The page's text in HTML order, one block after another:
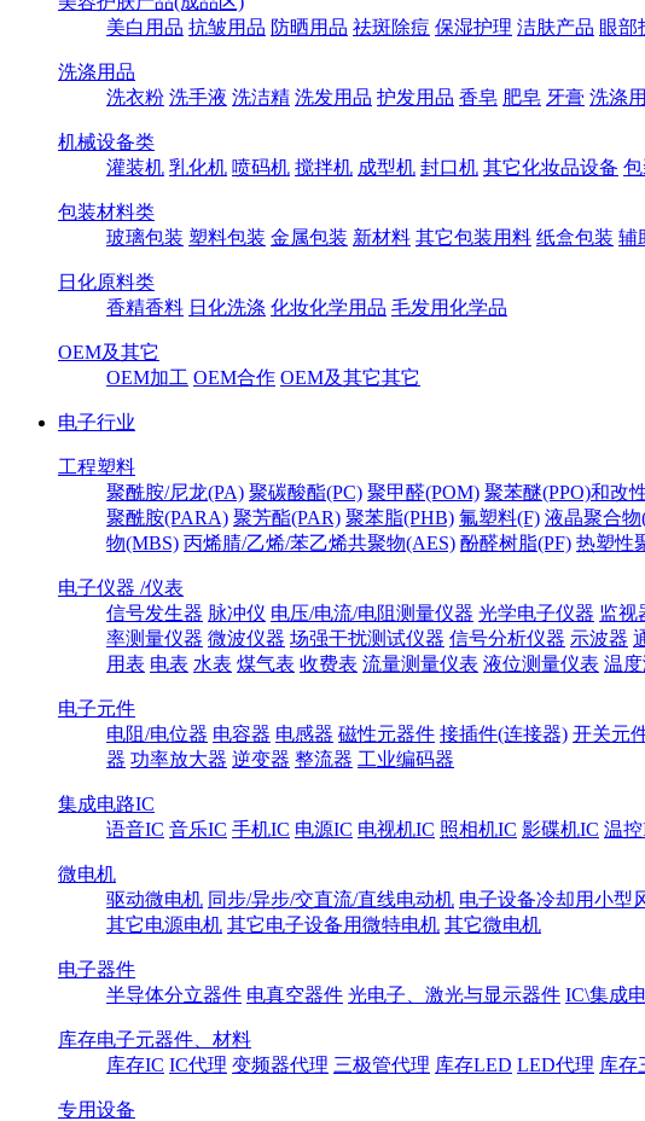
美白用品 抗皱用品 防晒用品 祛斑除痘 保湿护理 洁肤产品 眼部
洗涤用品
洗衣粉 洗手液 洗洁精 洗发用品 护发用品 香皂 肥皂 牙膏 洗涤
机械设备类
灌装机 乳化机 喷码机 搅拌机 成型机 封口机 其它化妆品设备
包装材料类
玻璃包装 塑料包装 金属包装 新材料 其它包装用料 纸盒包装 辅
日化原料类
香精香料 日化洗涤 化妆化学用品 毛发用化学品
OEM及其它
OEM加工 OEM合作 OEM及其它其它
电子行业
工程塑料
聚酰胺/尼龙(PA) 聚碳酸酯(PC) 聚甲醛(POM) 聚苯醚(PPO)和改
聚酰胺(PARA) 聚芳酯(PAR) 聚苯脂(PHB) 氟塑料(F) 液晶聚合物
物(MBS) 丙烯腈/乙烯/苯乙烯共聚物(AES) 酚醛树脂(PF) 热塑性
电子仪器 /仪表
信号发生器 脉冲仪 电压/电流/电阻测量仪器 光学电子仪器 监视
率测量仪器 微波仪器 场强干扰测试仪器 信号分析仪器 示波器
用表 电表 水表 煤气表 收费表 流量测量仪表 液位测量仪表 温
电子元件
电阻/电位器 电容器 电感器 磁性元器件 接插件(连接器) 开关元
器 功率放大器 逆变器 整流器 工业编码器
集成电路IC
语音IC 音乐IC 手机IC 电源IC 电视机IC 照相机IC 影碟机IC 温
微电机
驱动微电机 同步/异步/交直流/直线电动机 电子设备冷却用小型
其它电源电机 其它电子设备用微特电机 其它微电机
电子器件
半导体分立器件 电真空器件 光电子、激光与显示器件 IC\集成
库存电子元器件、材料
库存IC IC代理 变频器代理 三极管代理 库存LED LED代理 库存
专用设备